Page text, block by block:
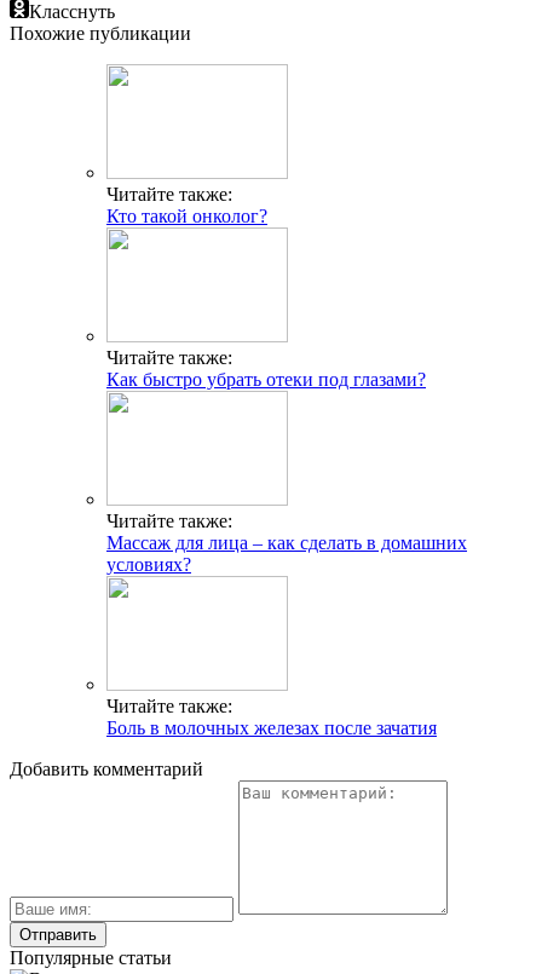
Класснуть
Похожие публикации
Читайте также:
Кто такой онколог?
Читайте также:
Как быстро убрать отеки под глазами?
Читайте также:
Массаж для лица – как сделать в домашних
условиях?
Читайте также:
Боль в молочных железах после зачатия
Добавить комментарий
Популярные статьи